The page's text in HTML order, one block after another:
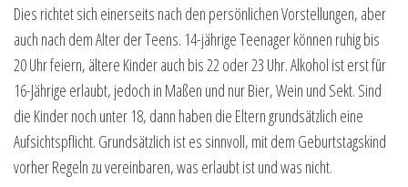
Dies richtet sich einerseits nach den persönlichen Vorstellungen, aber
auch nach dem Alter der Teens. 14-jährige Teenager können ruhig bis
20 Uhr feiern, ältere Kinder auch bis 22 oder 23 Uhr. Alkohol ist erst für
16-Jährige erlaubt, jedoch in Maßen und nur Bier, Wein und Sekt. Sind
die Kinder noch unter 18, dann haben die Eltern grundsätzlich eine
Aufsichtspflicht. Grundsätzlich ist es sinnvoll, mit dem Geburtstagskind
vorher Regeln zu vereinbaren, was erlaubt ist und was nicht.